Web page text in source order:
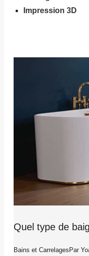
Impression 3D
Quel type de
Bains et Carrelages Par